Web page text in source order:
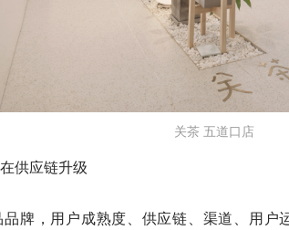
关茶 五道口店
供应链升级
牌， 用户成熟度、供应链、渠道、用户